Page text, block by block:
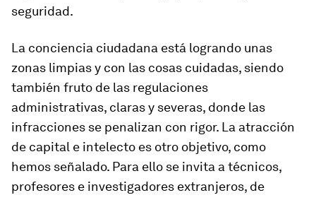
seguridad.
La conciencia ciudadana está logrando unas
zonas limpias y con las cosas cuidadas, siendo
también fruto de las regulaciones
administrativas, claras y severas, donde las
infracciones se penalizan con rigor. La atracción
de capital e intelecto es otro objetivo, como
hemos señalado. Para ello se invita a técnicos,
profesores e investigadores extranjeros, de